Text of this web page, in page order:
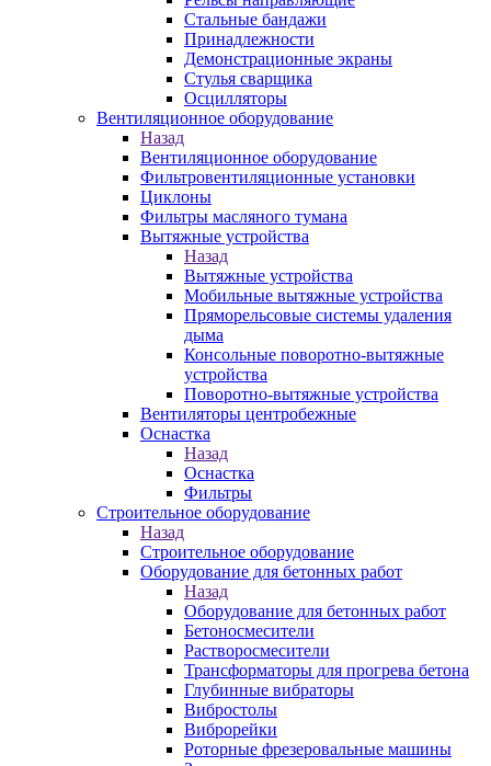
Стальные бандажи
Принадлежности
Демонстрационные экраны
Стулья сварщика
Осцилляторы
Вентиляционное оборудование
Назад
Вентиляционное оборудование
Фильтровентиляционные установки
Циклоны
Фильтры масляного тумана
Вытяжные устройства
Назад
Вытяжные устройства
Мобильные вытяжные устройства
Пряморельсовые системы удаления
дыма
Консольные поворотно-вытяжные
устройства
Поворотно-вытяжные устройства
Вентиляторы центробежные
Оснастка
Назад
Оснастка
Фильтры
Строительное оборудование
Назад
Строительное оборудование
Оборудование для бетонных работ
Назад
Оборудование для бетонных работ
Бетоносмесители
Растворосмесители
Трансформаторы для прогрева бетона
Глубинные вибраторы
Вибростолы
Виброрейки
Роторные фрезеровальные машины